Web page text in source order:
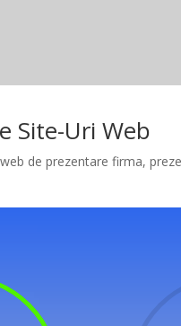
Site-Uri Web
de prezentare firma,